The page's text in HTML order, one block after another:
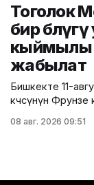
Тоголок
бир
кыймылы
жабылат
Бишкекте 11-
көчөсүнүн Фрунзе
үчүн убактылуу
Панфилов
08 авг. 2026 09:51